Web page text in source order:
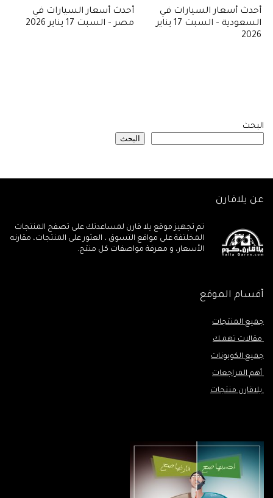
أحدث أسعار السيارات في
السعودية – السبت 17 يناير
2026
أحدث أسعار السيارات في
مصر – السبت 17 يناير 2026
البحث
البحث
عن يلاقارن
تم تجهيز موقع يلا قارن لمساعدتك على تصفح المنتجات
المخلتفة على مواقع التسوق ، العثور على المنتجات، مقارنه
الأسعار، و معرفة مواصفات كل منتج.
أقسام الموقع
جميع المنتجات
مقالات تهمـك
جميع الكوبونات
أهم المراجعات
يلاقارن منتجات